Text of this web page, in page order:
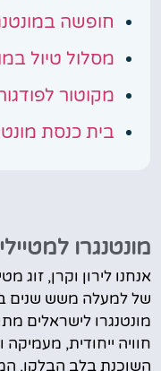
חופשה
מסלול טיול
מקוטור
בית כנסת
מונטנגרו
אנחנו לירון וקרן, זוג
של למעלה משש שנים
מונטנגרו לישראלים
חוויה ייחודית,
השוכנת בלב הבלקן.